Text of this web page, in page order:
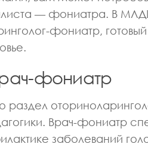
— фониатра. В
фониатр,
фониатр
раздел
Врач-фониатр
заболеваний